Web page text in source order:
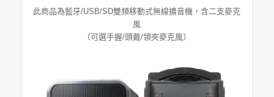
此商品為藍牙/USB/SD雙頻移動式無線擴音機，含二支麥克
風
（可選手握/頭戴/領夾麥克風）